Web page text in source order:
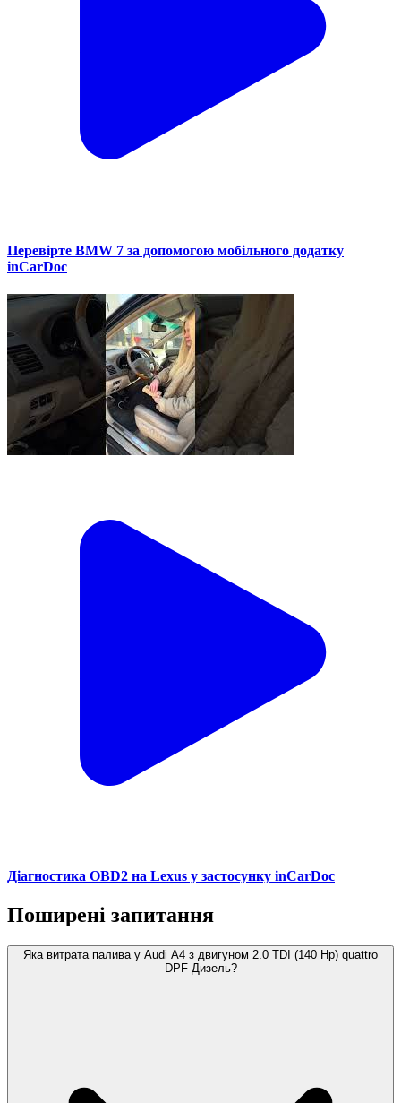
Перевірте BMW 7 за допомогою мобільного додатку
inCarDoc
Діагностика OBD2 на Lexus у застосунку inCarDoc
Поширені запитання
Яка витрата палива у Audi A4 з двигуном 2.0 TDI (140 Hp) quattro
DPF Дизель?